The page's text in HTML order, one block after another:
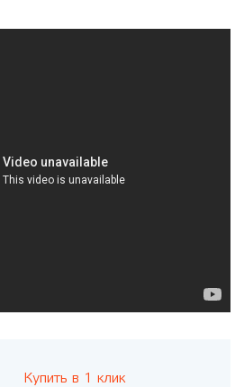
Купить в 1 клик